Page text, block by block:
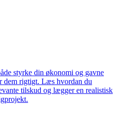
styrke din økonomi og gavne
dem rigtigt. Læs hvordan du
tilskud og lægger en realistisk